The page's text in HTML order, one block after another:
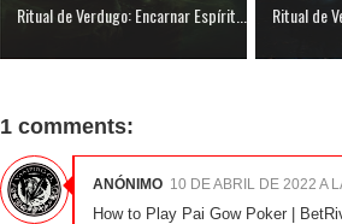
Ritual de Verdugo: Encarnar Espírit... Ritual de
1 comments:
ANÓNIMO 10 DE ABRIL DE 2022 A
How to Play Pai Gow Poker |